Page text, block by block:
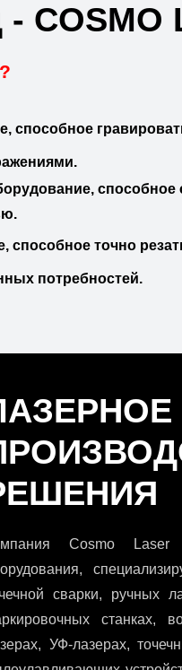
COSMO
способное точно
потребностей.
Cosmo Laser
сварки, ручных
станках,
УФ-лазерах,